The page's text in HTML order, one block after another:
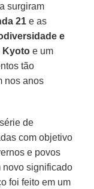
surgiram
21 e as
e
Kyoto e um
tão
nos anos
de
com objetivo
e povos
novo significado
foi feito em um